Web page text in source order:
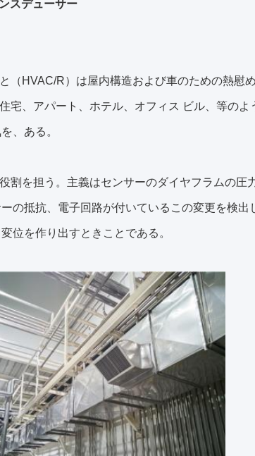
スデューサー
（HVAC/R）は屋内構造および車のための熱慰
宅、アパート、ホテル、オフィス ビル、等のよ
、ある。
割を担う。主義はセンサーのダイヤフラムの圧
の抵抗、電子回路が付いているこの変更を検出
位を作り出すときことである。